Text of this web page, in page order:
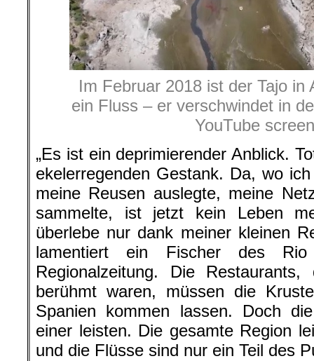
Im Februar 2018 ist der Tajo in
ein Fluss – er verschwindet in
YouTube
„Es ist ein deprimierender Anblick.
ekelerregenden Gestank. Da, wo
meine Reusen auslegte, meine
sammelte, ist jetzt kein Leben
überlebe nur dank meiner kleinen
lamentiert ein Fischer des
Regionalzeitung. Die
berühmt waren, müssen die
Spanien kommen lassen. Doch
einer leisten. Die gesamte Region
und die Flüsse sind nur ein Teil des